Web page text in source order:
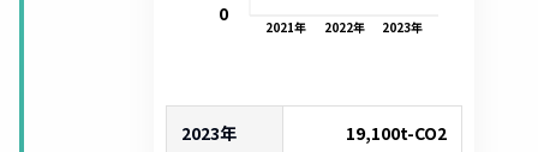
2021年 2022年 2023年
0
2023年 19,100t-CO2